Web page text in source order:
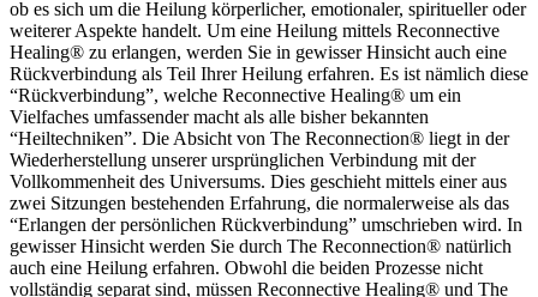
ob es sich um die Heilung körperlicher, emotionaler, spiritueller oder
weiterer Aspekte handelt. Um eine Heilung mittels Reconnective
Healing® zu erlangen, werden Sie in gewisser Hinsicht auch eine
Rückverbindung als Teil Ihrer Heilung erfahren. Es ist nämlich diese
“Rückverbindung”, welche Reconnective Healing® um ein
Vielfaches umfassender macht als alle bisher bekannten
“Heiltechniken”. Die Absicht von The Reconnection® liegt in der
Wiederherstellung unserer ursprünglichen Verbindung mit der
Vollkommenheit des Universums. Dies geschieht mittels einer aus
zwei Sitzungen bestehenden Erfahrung, die normalerweise als das
“Erlangen der persönlichen Rückverbindung” umschrieben wird. In
gewisser Hinsicht werden Sie durch The Reconnection® natürlich
auch eine Heilung erfahren. Obwohl die beiden Prozesse nicht
vollständig separat sind, müssen Reconnective Healing® und The